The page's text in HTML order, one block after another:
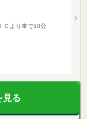
Ｃより車で10分
見る